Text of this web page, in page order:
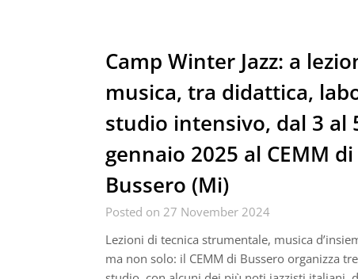
Camp Winter Jazz: a
musica, tra didattica,
studio intensivo, dal 3 al
gennaio 2025 al CEMM di
Bussero (Mi)
Posted on 27 November 2024
Lezioni di tecnica strumentale, musica
ma non solo: il CEMM di Bussero organizza